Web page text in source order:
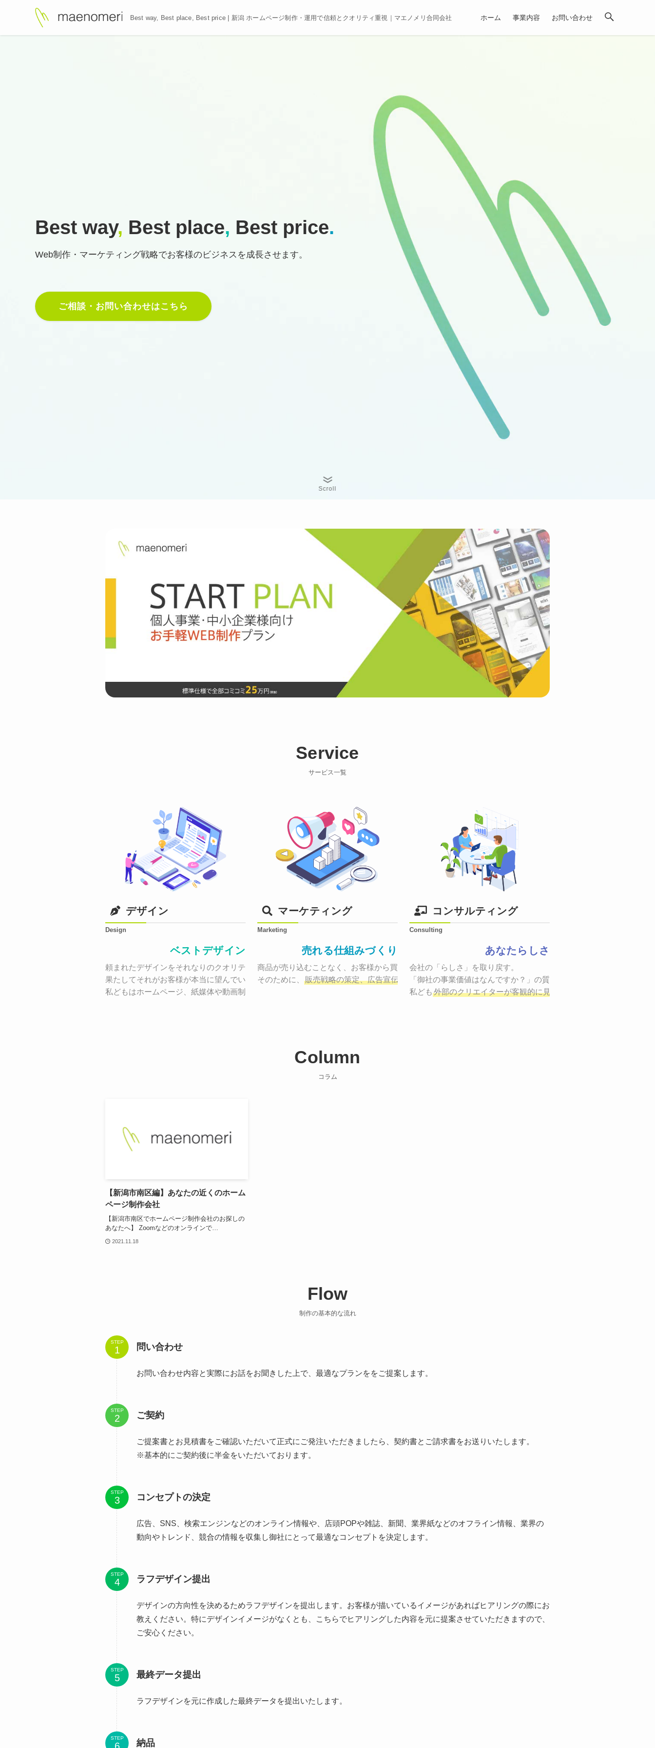
Best way, Best place, Best price | 新潟 ホームページ制作・運用で信頼とクオリティ重視｜マエノメリ合同会社 ホーム 事業内容 お問い合わせ
Best way, Best place, Best price.
Web制作・マーケティング戦略でお客様のビジネスを成長させます。
ご相談・お問い合わせはこちら
Scroll
Service
サービス一覧
デザイン
Design
ベストデザイン
頼まれたデザインをそれなりのクオリティーで作り納品する。
果たしてそれがお客様が本当に望んでいた、デザインのゴールでしょうか。
私どもはホームページ、紙媒体や動画制作まで
お客様のサービスを適した場所へ届けるために、適切な方法を企画しご提案いたします。
マーケティング
Marketing
売れる仕組みづくり
商品が売り込むことなく、お客様から買いたくなる状態をつくるために、適した場所へ適切なターゲットに向け
そのために、
販売戦略の策定、広告宣伝に効果検証までの一連のプロセスを考え実行・検証・修正
コンサルティング
Consulting
あなたらしさ
会社の「らしさ」を取り戻す。
「御社の事業価値はなんですか？」の質問に答えることはできるでし
私ども 外部のクリエイターが客観的に見ながら最終的な絵を描き、
Column
コラム
【新潟市南区編】あなたの近くのホーム
ページ制作会社
【新潟市南区でホームページ制作会社のお探しの
あなたへ】 Zoomなどのオンラインで…
2021.11.18
Flow
制作の基本的な流れ
STEP 問い合わせ
お問い合わせ内容と実際にお話をお聞きした上で、最適なプランををご提案します。
STEP ご契約
ご提案書とお見積書をご確認いただいて正式にご発注いただきましたら、契約書とご請求書をお送りいたします。
※基本的にご契約後に半金をいただいております。
STEP コンセプトの決定
広告、SNS、検索エンジンなどのオンライン情報や、店頭POPや雑誌、新聞、業界紙などのオフライン情報、業界の
動向やトレンド、競合の情報を収集し御社にとって最適なコンセプトを決定します。
STEP ラフデザイン提出
デザインの方向性を決めるためラフデザインを提出します。お客様が描いているイメージがあればヒアリングの際にお
教えください。特にデザインイメージがなくとも、こちらでヒアリングした内容を元に提案させていただきますので、
ご安心ください。
STEP 最終データ提出
ラフデザインを元に作成した最終データを提出いたします。
STEP 納品